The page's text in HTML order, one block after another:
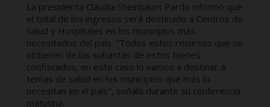
La presidenta Claudia Sheinbaum Pardo informó que
el total de los ingresos será destinado a Centros de
Salud y Hospitales en los municipios más
necesitados del país. "Todos estos recursos que se
obtienen de las subastas de estos bienes
confiscados, en este caso lo vamos a destinar a
temas de salud en los municipios que más lo
necesitan en el país", señaló durante su conferencia
matutina.